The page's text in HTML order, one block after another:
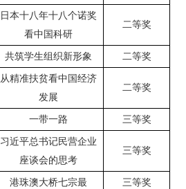
日本十八年十八个诺奖
看中国科研
二等奖
共筑学生组织新形象 二等奖
从精准扶贫看中国经济
发展
二等奖
一带一路 三等奖
习近平总书记民营企业
座谈会的思考
三等奖
港珠澳大桥七宗最 三等奖